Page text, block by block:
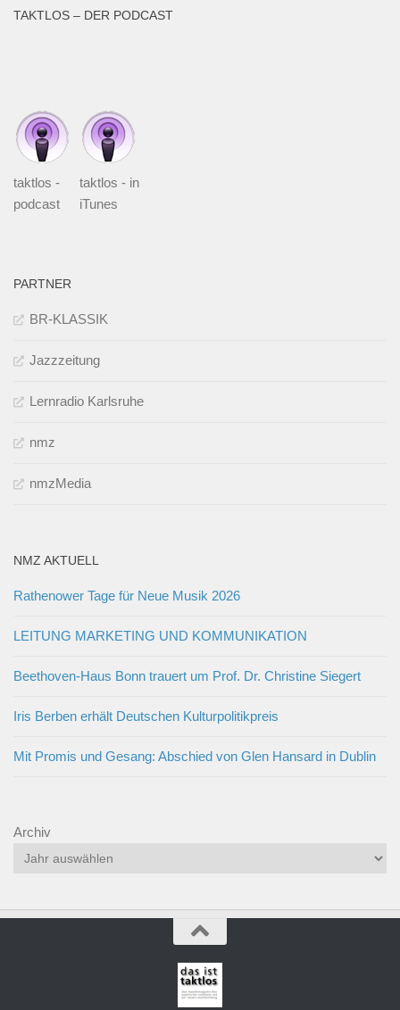
TAKTLOS – DER PODCAST
taktlos -
podcast
taktlos - in
iTunes
PARTNER
BR-KLASSIK
Jazzzeitung
Lernradio Karlsruhe
nmz
nmzMedia
NMZ AKTUELL
Rathenower Tage für Neue Musik 2026
LEITUNG MARKETING UND KOMMUNIKATION
Beethoven-Haus Bonn trauert um Prof. Dr. Christine Siegert
Iris Berben erhält Deutschen Kulturpolitikpreis
Mit Promis und Gesang: Abschied von Glen Hansard in Dublin
Archiv